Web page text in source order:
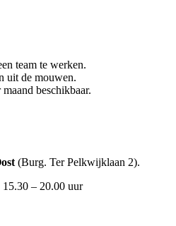
team te werken.
uit de mouwen.
beschikbaar.
(Burg. Ter Pelkwijklaan 2).
15.30 – 20.00 uur